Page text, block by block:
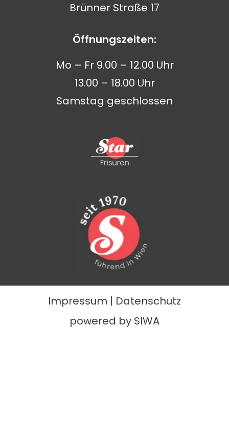
Brünner Straße 17
Öffnungszeiten:
Mo – Fr 9.00 – 12.00 Uhr
13.00 – 18.00 Uhr
Samstag geschlossen
Impressum | Datenschutz
powered by SIWA